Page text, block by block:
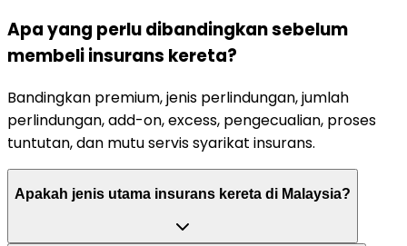
Apa yang perlu dibandingkan sebelum
membeli insurans kereta?
Bandingkan premium, jenis perlindungan, jumlah
perlindungan, add-on, excess, pengecualian, proses
tuntutan, dan mutu servis syarikat insurans.
Apakah jenis utama insurans kereta di Malaysia?